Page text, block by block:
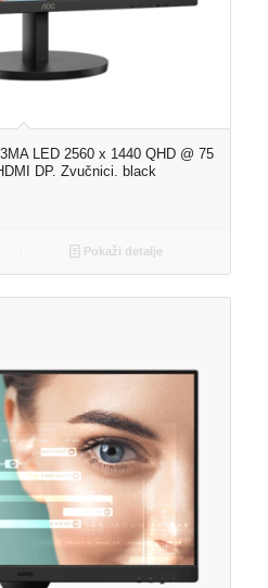
LED 2560 x 1440 QHD @ 75
DP. Zvučnici. black
Pokaži detalje